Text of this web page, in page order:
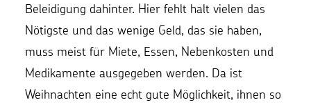
Beleidigung dahinter. Hier fehlt halt vielen das
Nötigste und das wenige Geld, das sie haben,
muss meist für Miete, Essen, Nebenkosten und
Medikamente ausgegeben werden. Da ist
Weihnachten eine echt gute Möglichkeit, ihnen so